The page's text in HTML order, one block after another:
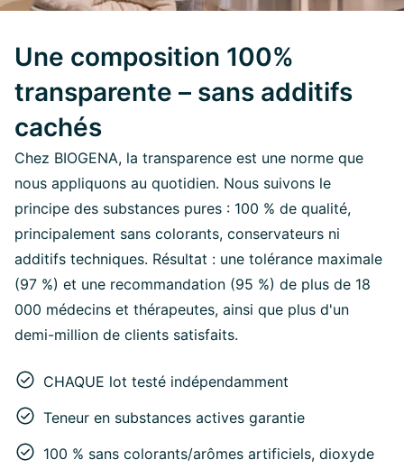
Une composition 100%
transparente – sans additifs
cachés
Chez BIOGENA, la transparence est une norme que
nous appliquons au quotidien. Nous suivons le
principe des substances pures : 100 % de qualité,
principalement sans colorants, conservateurs ni
additifs techniques. Résultat : une tolérance maximale
(97 %) et une recommandation (95 %) de plus de 18
000 médecins et thérapeutes, ainsi que plus d'un
demi-million de clients satisfaits.
CHAQUE lot testé indépendamment
Teneur en substances actives garantie
100 % sans colorants/arômes artificiels, dioxyde